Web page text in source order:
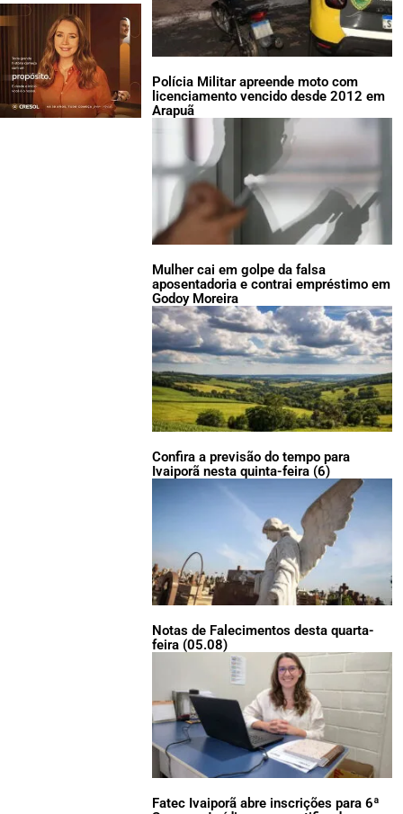
Polícia Militar apreende moto com
licenciamento vencido desde 2012 em
Arapuã
Mulher cai em golpe da falsa
aposentadoria e contrai empréstimo em
Godoy Moreira
Confira a previsão do tempo para
Ivaiporã nesta quinta-feira (6)
Notas de Falecimentos desta quarta-
feira (05.08)
Fatec Ivaiporã abre inscrições para 6ª